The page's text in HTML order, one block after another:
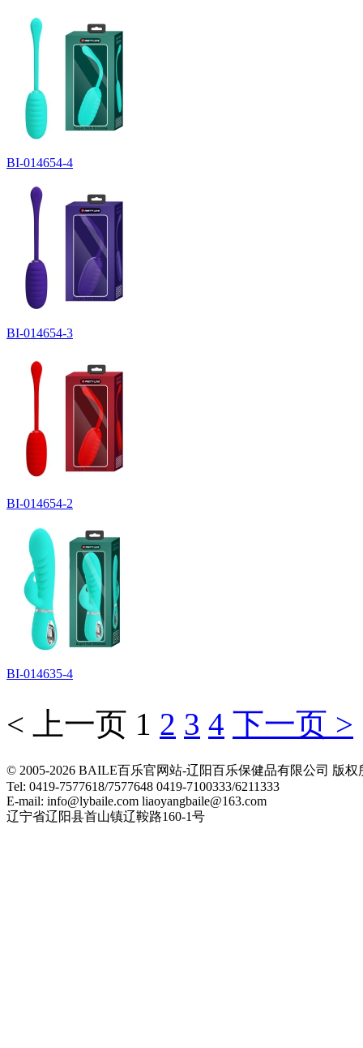
BI-014654-4
BI-014654-3
BI-014654-2
BI-014635-4
< 上一页 1 2 3 4 下一页 >
© 2005-2026 BAILE百乐官网站-辽阳百乐保健品有限公司 版
Tel: 0419-7577618/7577648 0419-7100333/6211333
E-mail: info@lybaile.com liaoyangbaile@163.com
辽宁省辽阳县首山镇辽鞍路160-1号